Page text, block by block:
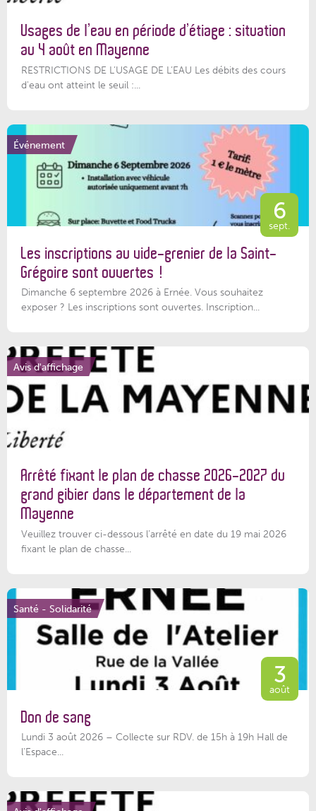
Usages de l’eau en période d’étiage : situation
au 4 août en Mayenne
RESTRICTIONS DE L’USAGE DE L’EAU Les débits des cours
d'eau ont atteint le seuil :...
Événement
6
sept.
Les inscriptions au vide-grenier de la Saint-
Grégoire sont ouvertes !
Dimanche 6 septembre 2026 à Ernée. Vous souhaitez
exposer ? Les inscriptions sont ouvertes. Inscription...
Avis d'affichage
Arrêté fixant le plan de chasse 2026-2027 du
grand gibier dans le département de la
Mayenne
Veuillez trouver ci-dessous l’arrêté en date du 19 mai 2026
fixant le plan de chasse...
Santé - Solidarité
3
août
Don de sang
Lundi 3 août 2026 – Collecte sur RDV. de 15h à 19h Hall de
l'Espace...